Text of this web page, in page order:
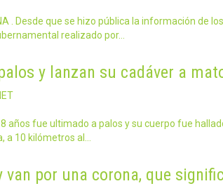
. Desde que se hizo pública la información de
realizado por…
y lanzan su cadáver a
años fue ultimado a palos y su cuerpo fue
a 10 kilómetros al…
van por una corona, que